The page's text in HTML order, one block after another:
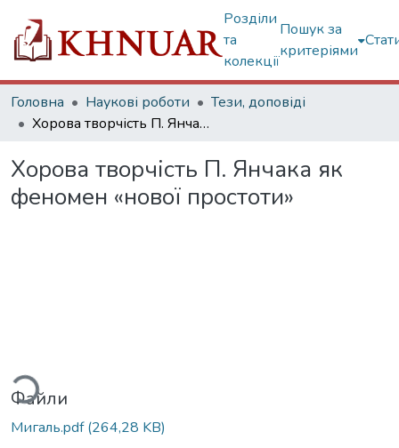
Розділи
та
колекції
Пошук за
критеріями
Головна Наукові роботи
Тези, доповіді
Хорова творчість П. Янчака як феномен «нової простоти»
Хорова творчість П. Янчака як
феномен «нової простоти»
Файли
Мигаль.pdf(264,28 KB)